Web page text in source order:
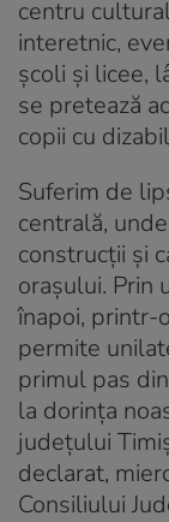
centru
interetnic,
școli și licee,
se pretează
copii cu
Suferim de
centrală,
construcții și
orașului. Prin
înapoi, printr-
permite
primul pas
la dorința
județului
declarat,
Consiliului